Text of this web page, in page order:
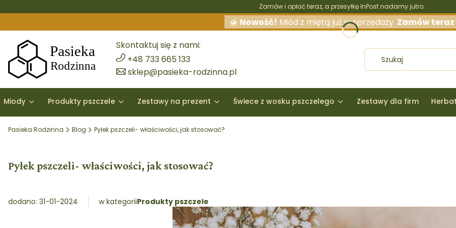
Zamów i opłać teraz, a przesyłkę InPost nadamy jutro.
🍯 Nowość! Miód z miętą już w sprzedaży. Zamów teraz
Skontaktuj się z nami:
+48 733 665 133
sklep@pasieka-rodzinna.pl
Miody Produkty pszczele Zestawy na prezent Świece z wosku pszczelego Zestawy dla firm
Pasieka Rodzinna Blog Pyłek pszczeli- właściwości, jak stosować?
Pyłek pszczeli- właściwości, jak stosować?
dodano: 31-01-2024 w kategoriiProdukty pszczele